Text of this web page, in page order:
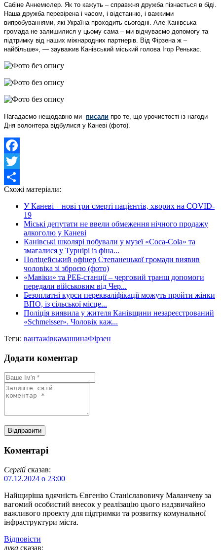
Сабіне Аннемюлер. Як то кажуть – справжня дружба пізнається в біді.
Наша дружба перевірена і часом, і відстанню, і важкими
випробуваннями, які Україна проходить сьогодні. Але Канівська
громада не залишилися у цьому сама – ми відчуваємо допомогу та
підтримку від наших міжнародних партнерів. Від Фірзена ж –
найбільше», — зауважив Канівський міський голова Ігор Ренькас.
Нагадаємо нещодавно ми писали про те, що урочистості із нагоди
Дня волонтера відбулися у Каневі (фото).
Facebook
Twitter
Share
Схожі матеріали:
У Каневі – нові три смерті пацієнтів, хворих на COVID-
19
Міські депутати не ввели обмеження нічного продажу
алкоголю у Каневі
Канівські школярі побували у музеї «Coca-Cola» та
змагалися у Турнірі із фіна...
Поліцейський офіцер Степанецької громади виявив
чоловіка зі зброєю (фото)
«Мавіки» та РЕБ-станції – черговий транш допомоги
передали військовим від Чер...
Безоплатні курси перекваліфікації можуть пройти жінки
ВПО, із сільської місце...
Поліція виявила у жителя Канівщини незареєстрований
«Schmeisser». Чоловік каж...
Теги: вантажівкамашинаФірзен
Додати коментар
Коментарі
Сергій сказав:
07.12.2024 о 23:00
Найщиріша вдячність Євгенію Станіславовичу Маланчеву за
вагомий особистий внесок у реалізацію цього надзвичайно
важливого проекту для підтримки та розвитку комунальної
інфраструктури міста.
Відповіcти
лука сказав: